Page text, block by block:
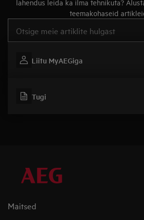
lahendus leida ka ilma tehnikuta?
teemakohaseid
Liitu MyAEGiga
Tugi
Maitsed